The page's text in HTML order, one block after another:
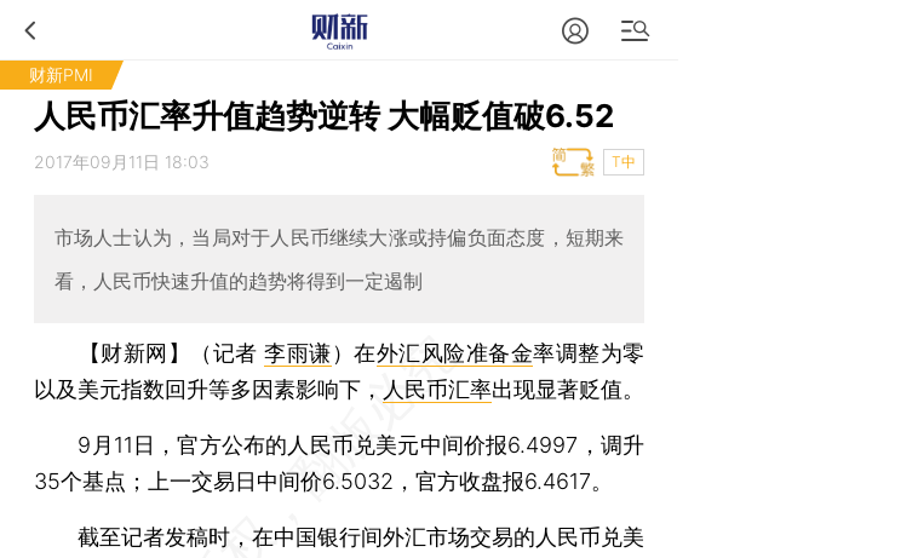
财新PMI
人民币汇率升值趋势逆转 大幅贬值破6.52
2017年09月11日 18:03 T中
市场人士认为，当局对于人民币继续大涨或持偏负面态度，短期来
看，人民币快速升值的趋势将得到一定遏制
【财新网】（记者李雨谦）在外汇风险准备金率调整为零
以及美元指数回升等多因素影响下， 人民币汇率出现显著贬值。
9月11日，官方公布的人民币兑美元中间价报6.4997，调升
35个基点；上一交易日中间价6.5032，官方收盘报6.4617。
截至记者发稿时，在中国银行间外汇市场交易的人民币兑美